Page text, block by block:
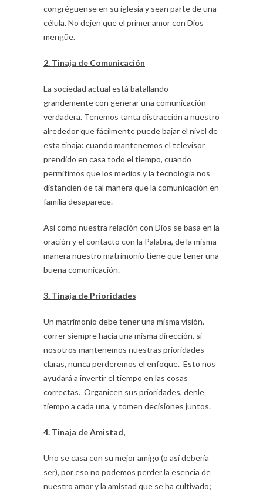
congréguense en su iglesia y sean parte de una
célula. No dejen que el primer amor con Dios
mengüe.
2. Tinaja de Comunicación
La sociedad actual está batallando
grandemente con generar una comunicación
verdadera. Tenemos tanta distracción a nuestro
alrededor que fácilmente puede bajar el nivel de
esta tinaja: cuando mantenemos el televisor
prendido en casa todo el tiempo, cuando
permitimos que los medios y la tecnología nos
distancien de tal manera que la comunicación en
familia desaparece.
Así como nuestra relación con Dios se basa en la
oración y el contacto con la Palabra, de la misma
manera nuestro matrimonio tiene que tener una
buena comunicación.
3. Tinaja de Prioridades
Un matrimonio debe tener una misma visión,
correr siempre hacia una misma dirección, si
nosotros mantenemos nuestras prioridades
claras, nunca perderemos el enfoque. Esto nos
ayudará a invertir el tiempo en las cosas
correctas. Organicen sus prioridades, denle
tiempo a cada una, y tomen decisiones juntos.
4. Tinaja de Amistad,
Uno se casa con su mejor amigo (o así debería
ser), por eso no podemos perder la esencia de
nuestro amor y la amistad que se ha cultivado;